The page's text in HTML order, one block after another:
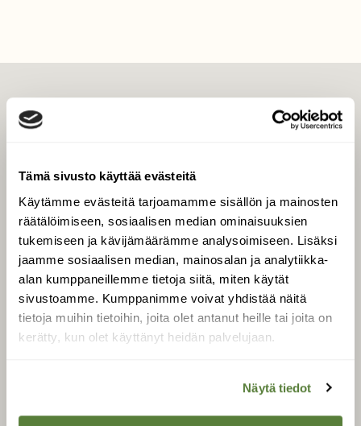
Tämä sivusto käyttää evästeitä
Käytämme evästeitä tarjoamamme sisällön ja mainosten
räätälöimiseen, sosiaalisen median ominaisuuksien
tukemiseen ja kävijämäärämme analysoimiseen. Lisäksi
jaamme sosiaalisen median, mainosalan ja analytiikka-
alan kumppaneillemme tietoja siitä, miten käytät
sivustoamme. Kumppanimme voivat yhdistää näitä
tietoja muihin tietoihin, joita olet antanut heille tai joita on
kerätty, kun olet käyttänyt heidän palvelujaan.
Näytä tiedot
Tilaa digilukuoikeus
Äänestä parasta juttua
Tilaa uutiskirje
SUOMEN LUONNON­
SUOJELU­LIITTO
Suomen Luonto -lehden
luonnonsuojelu­liitto.